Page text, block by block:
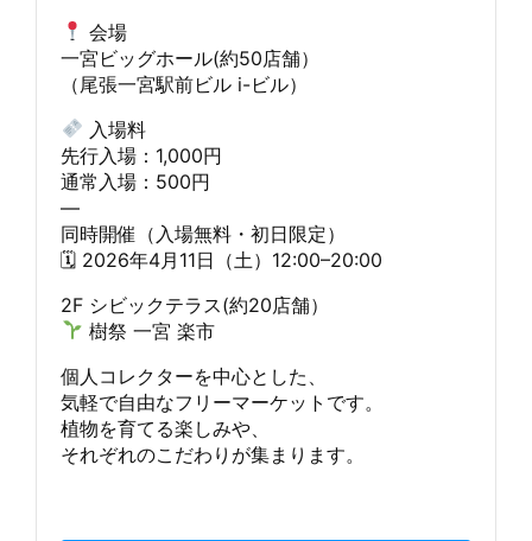
会場
一宮ビッグホール(約50店舗）
（尾張一宮駅前ビル i-ビル）
入場料
先行入場：1,000円
通常入場：500円
—
同時開催（入場無料・初日限定）
🗓 2026年4月11日（土）12:00–20:00
2F シビックテラス(約20店舗）
樹祭 一宮 楽市
個人コレクターを中心とした、
気軽で自由なフリーマーケットです。
植物を育てる楽しみや、
それぞれのこだわりが集まります。